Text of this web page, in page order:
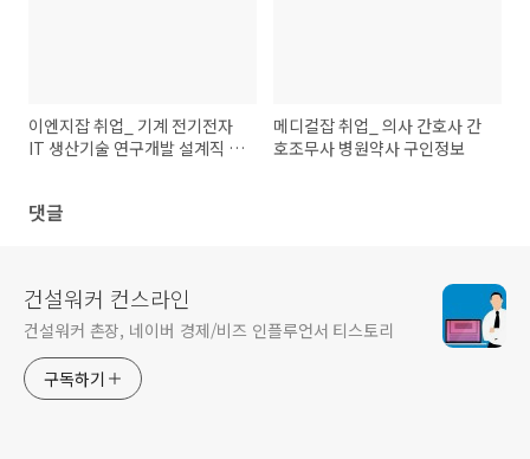
이엔지잡 취업_ 기계 전기전자
IT 생산기술 연구개발 설계직 엔
메디컬잡 취업_ 의사 간호사 간
호조무사 병원약사 구인정보
댓글
건설워커 컨스라인
건설워커 촌장, 네이버 경제/비즈 인플루언서 티스토리
구독하기